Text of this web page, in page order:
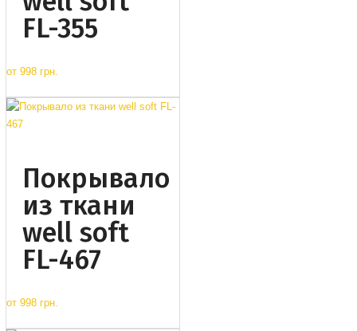
FL-355
от 998 грн.
Покрывало
из ткани
well soft
FL-467
от 998 грн.